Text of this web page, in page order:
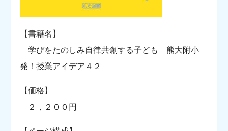
【書籍名】
学びをたのしみ自律共創する子ども 熊大附小
発！授業アイデア４２
【価格】
２，２００円